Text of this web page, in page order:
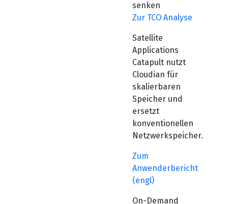
senken
Zur TCO Analyse
Satellite
Applications
Catapult nutzt
Cloudian für
skalierbaren
Speicher und
ersetzt
konventionellen
Netzwerkspeicher.
Zum
Anwenderbericht
(engl)
On-Demand